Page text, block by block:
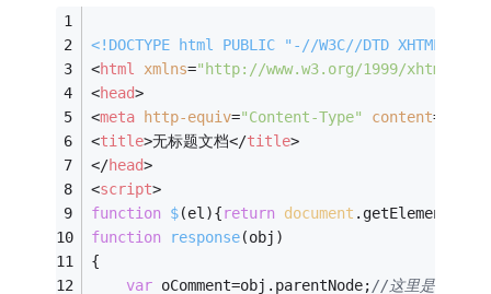
<!DOCTYPE html PUBLIC
"-//W3C//DTD XHTML
<html xmlns="http://www.w3.org/1999/xhtml"
<head>
<meta http-equiv="Content-Type" content=
<title>无标题文档</title>
</head>
<script>
function $(el){return document
function
response(obj )
{
var oComment=obj.parentNode;//这里是关键。